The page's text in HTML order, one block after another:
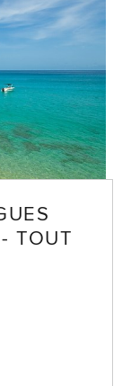
TOUT